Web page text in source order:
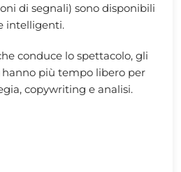
di segnali) sono disponibili
intelligenti.
conduce lo spettacolo, gli
più tempo libero per
copywriting e analisi.